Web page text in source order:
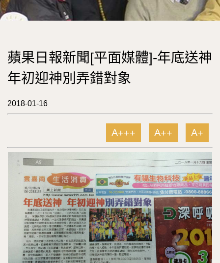
蘋果日報新聞[平面媒體]-年底送神
年初迎神別弄錯對象
2018-01-16
A+++ A++ A+